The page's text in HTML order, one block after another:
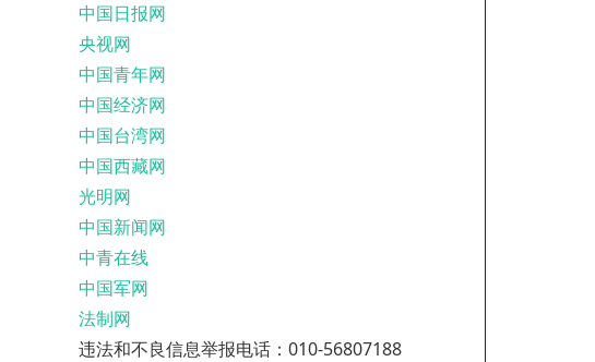
中国日报网
央视网
中国青年网
中国经济网
中国台湾网
中国西藏网
光明网
中国新闻网
中青在线
中国军网
法制网
违法和不良信息举报电话：010-56807188